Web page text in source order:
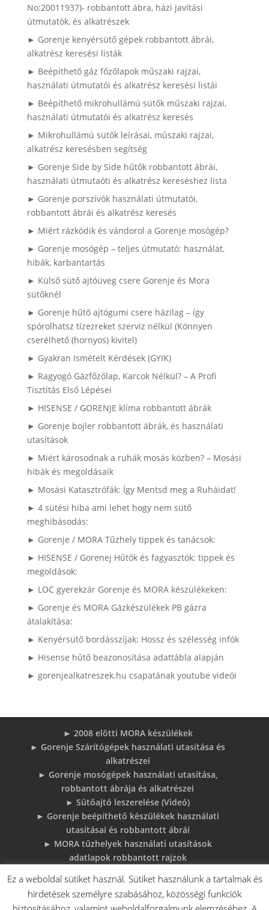
No:20011937)- robbantott ábra, házi javítási
útmutatók, és alkatrészek
► Gorenje kenyérsütő gépek robbantott ábrái,
alkatrész keresési listák
► Beépíthető gáz főzőlapok műszaki rajzai,
használati útmutatói és alkatrész keresési listái
► Beépíthető mikrohullámú sütők műszaki rajzai,
használati útmutatói és alkatrész keresés
► Mikrohullámú sütők leírásai, műszaki rajzai,
alkatrész keresésben segítség
► Gorenje Side by Side hűtők robbantott ábrái,
használati útmutaóti és alkatrész kereséshez lista
► Gorenje porszívók használati útmutatói,
robbantott ábrái és alkatrész keresés
► Miért rázkódik és vándorol a Gorenje mosógép?
► Gorenje mosógép – teljes útmutató: használat,
hibák, karbantartás
► Külső sütő ajtóüveg csere Gorenje és Mora
sütőknél
► Gorenje hűtő ajtógumi csere házilag – így
spórolhatsz tízezreket szerviz nélkül (Könnyen
cserélhető (hornyos) kivitel)
► Gyakran Ismételt Kérdések (GYIK)
► Ragyogó Gázfőzőlap, Karcok Nélkül? – A Profi
Tisztítás Első Lépései
► HISENSE / GORENJE klíma robbantott ábrák
► Gorenje bojler robbantott ábrák, és használati
utasítások
► Miért károsodnak a ruhák mosás közben? – Mosási
hibák és megoldásaik
► Mosási Katasztrófák: Így Mentsd meg a Ruháidat!
► 4 sütési hiba ami lehet hogy nem sütő
meghibásodás:
► Gorenje / MORA Tűzhely tippek és tanácsok:
► HISENSE / Gorenej Hűtők és fagyasztók: tippek és
megoldások:
► LOC gyerekzár Gorenje és MORA készülékeken:
► Gorenje és MORA Gázkészülékek PB gázra
átalakítása:
► Kenyérsütő bordásszíjak: Hossz és szélesség infók
► Hisense hűtő beazonosítása adattábla alapján
► gorenjealkatreszek.hu csapatának youtube videói
► 2008 előtti MORA készülékek
► Gorenje Szárítógépek használati utasítása és
alkatrészei
► Gorenje mosógépek használati utasítása,
robbantott ábrája és alkatrészei
► Sütőajtó leszerelése (Videó)
► Gorenje beépíthető készülékek használati
utasításai és robbantott ábrái
► MORA tűzhelyek használati utasítások
adatlapok robbantott rajzok
megoldások
► 6 gyakori sütő hiba, és megoldások
Ez a weboldal sütiket használ. Sütiket használunk a tartalmak és
hirdetések személyre szabásához, közösségi funkciók